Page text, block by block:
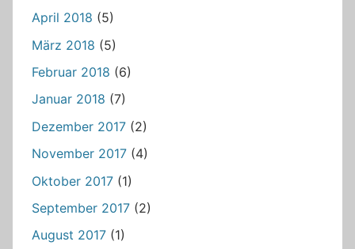
April 2018 (5)
März 2018 (5)
Februar 2018 (6)
Januar 2018 (7)
Dezember 2017 (2)
November 2017 (4)
Oktober 2017 (1)
September 2017 (2)
August 2017 (1)